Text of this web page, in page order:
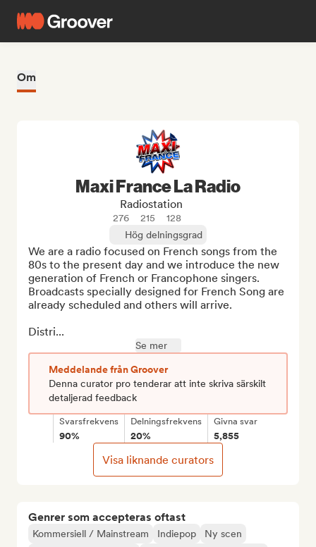
Om
Genrer som accepteras oftast
Kommersiell / Mainstream Indiepop
Ny scen
Maxi France La Radio
Radiostation
276 215
128
Hög delningsgrad
We are a radio focused on French songs from the
80s to the present day and we introduce the new
generation of French or Francophone singers.
Broadcasts specially designed for French Song are
already scheduled and others will arrive.
Distri...
Se mer
Meddelande från Groover
Denna curator pro tenderar att inte skriva särskilt
detaljerad feedback
Svarsfrekvens
90%
Delningsfrekvens
20%
Givna svar
5,855
Visa liknande curators